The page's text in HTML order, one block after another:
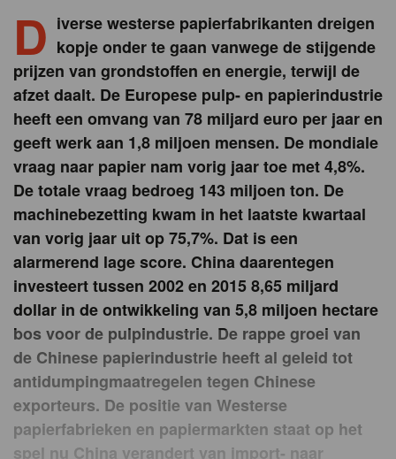
D iverse westerse papierfabrikanten dreigen
kopje onder te gaan vanwege de stijgende
prijzen van grondstoffen en energie, terwijl de
afzet daalt. De Europese pulp- en papierindustrie
heeft een omvang van 78 miljard euro per jaar en
geeft werk aan 1,8 miljoen mensen. De mondiale
vraag naar papier nam vorig jaar toe met 4,8%.
De totale vraag bedroeg 143 miljoen ton. De
machinebezetting kwam in het laatste kwartaal
van vorig jaar uit op 75,7%. Dat is een
alarmerend lage score. China daarentegen
investeert tussen 2002 en 2015 8,65 miljard
dollar in de ontwikkeling van 5,8 miljoen hectare
bos voor de pulpindustrie. De rappe groei van
de Chinese papierindustrie heeft al geleid tot
antidumpingmaatregelen tegen Chinese
exporteurs. De positie van Westerse
papierfabrieken en papiermarkten staat op het
spel nu China verandert van import- naar